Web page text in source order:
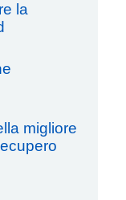
la
migliore